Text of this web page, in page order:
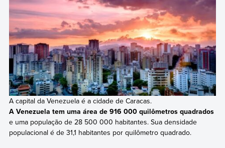
A capital da Venezuela é a cidade de Caracas.
A Venezuela tem uma área de 916 000 quilômetros quadrados
e uma população de 28 500 000 habitantes. Sua densidade
populacional é de 31,1 habitantes por quilômetro quadrado.